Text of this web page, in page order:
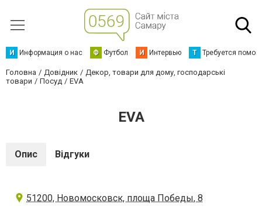
И Информация о нас Ф Футбол И Интервью Т Требуется
Головна Довідник
Декор, товари для дому, господарські
товари
Посуд EVA
EVA
Опис Відгуки
51200, Новомосковск, площа Победы, 8